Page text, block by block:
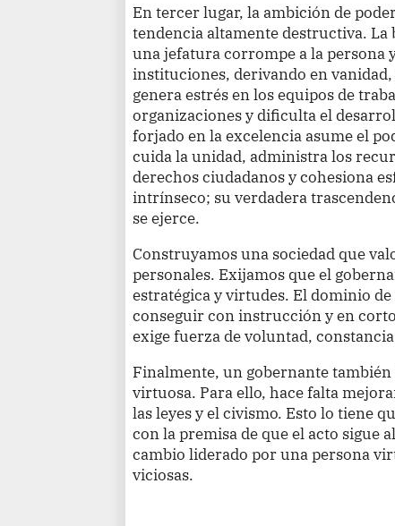
En tercer lugar, la ambición de
tendencia altamente destructiva. La
una jefatura corrompe a la persona
instituciones, derivando en
genera estrés en los equipos de
organizaciones y dificulta el
forjado en la excelencia asume el
cuida la unidad, administra los
derechos ciudadanos y cohesiona
intrínseco; su verdadera
se ejerce.
Construyamos una sociedad que
personales. Exijamos que el
estratégica y virtudes. El dominio de
conseguir con instrucción y en
exige fuerza de voluntad,
Finalmente, un gobernante
virtuosa. Para ello, hace falta
las leyes y el civismo. Esto lo tiene
con la premisa de que el acto sigue
cambio liderado por una persona
viciosas.